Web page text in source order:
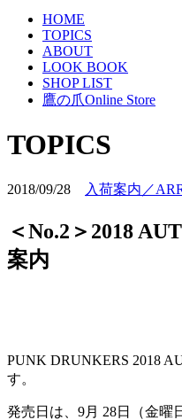
HOME
TOPICS
ABOUT
LOOK BOOK
SHOP LIST
鷹の爪Online Store
TOPICS
2018/09/28 入荷案内／
＜No.2＞2018
案内
PUNK DRUNKERS 2018
す。
発売日は、9月 28日（金曜